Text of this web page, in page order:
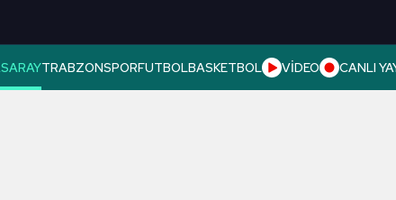
TRABZONSPORFUTBOLBASKETBOL VİDEO CANLI